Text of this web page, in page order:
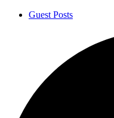
Guest Posts